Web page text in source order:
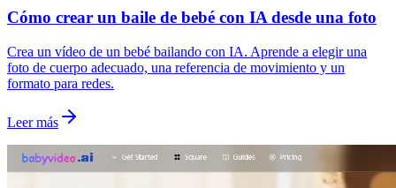
Cómo crear un baile de bebé con IA desde una foto
Crea un vídeo de un bebé bailando con IA. Aprende a elegir una
foto de cuerpo adecuado, una referencia de movimiento y un
formato para redes.
Leer más